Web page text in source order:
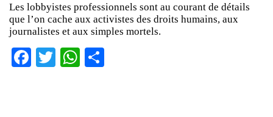
Les lobbyistes professionnels sont au courant de détails
que l’on cache aux activistes des droits humains, aux
journalistes et aux simples mortels.
Facebook
TwitterWhatsApp